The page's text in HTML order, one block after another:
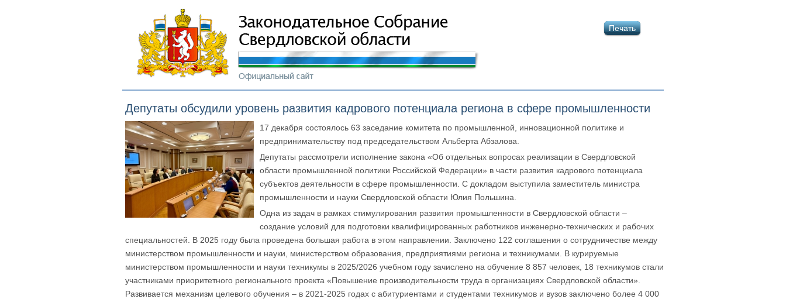
Печать
Депутаты обсудили уровень развития кадрового потенциала региона в сфере промышленности
17 декабря состоялось 63 заседание комитета по промышленной, инновационной политике и
предпринимательству под председательством Альберта Абзалова.
Депутаты рассмотрели исполнение закона «Об отдельных вопросах реализации в Свердловской
области промышленной политики Российской Федерации» в части развития кадрового потенциала
субъектов деятельности в сфере промышленности. С докладом выступила заместитель министра
промышленности и науки Свердловской области Юлия Польшина.
Одна из задач в рамках стимулирования развития промышленности в Свердловской области –
создание условий для подготовки квалифицированных работников инженерно-технических и рабочих
специальностей. В 2025 году была проведена большая работа в этом направлении. Заключено 122 соглашения о сотрудничестве между
министерством промышленности и науки, министерством образования, предприятиями региона и техникумами. В курируемые
министерством промышленности и науки техникумы в 2025/2026 учебном году зачислено на обучение 8 857 человек, 18 техникумов стали
участниками приоритетного регионального проекта «Повышение производительности труда в организациях Свердловской области».
Развивается механизм целевого обучения – в 2021-2025 годах с абитуриентами и студентами техникумов и вузов заключено более 4 000